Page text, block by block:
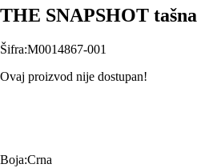
THE SNAPSHOT tašna
Šifra:M0014867-001
Ovaj proizvod nije dostupan!
Boja:Crna